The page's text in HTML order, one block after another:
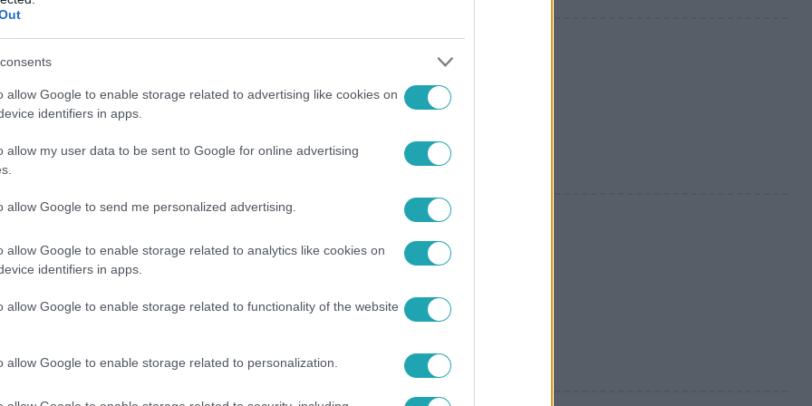
allow Google to enable storage related to advertising like cookies on
identifiers in apps.
allow my user data to be sent to Google for online advertising
allow Google to send me personalized advertising.
allow Google to enable storage related to analytics like cookies on
identifiers in apps.
allow Google to enable storage related to functionality of the website
allow Google to enable storage related to personalization.
vagy, ha nem jut eszedbe egy név
van, de nem jut eszedbe? Az agy trükkje miatt pont
miért nem butul el mindenki idős korára
– és bárki megtanulhatja.